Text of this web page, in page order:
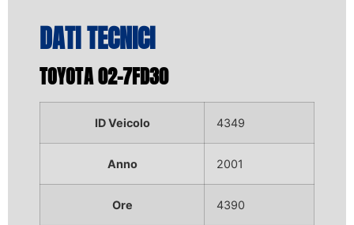
DATI TECNICI
TOYOTA 02-7FD30
ID Veicolo 4349
Anno 2001
Ore 4390